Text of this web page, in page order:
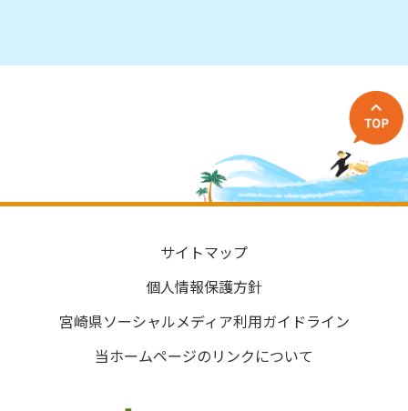
サイトマップ
個人情報保護方針
宮崎県ソーシャルメディア利用ガイドライン
当ホームページのリンクについて